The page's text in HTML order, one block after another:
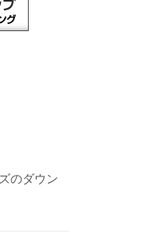
のダウン